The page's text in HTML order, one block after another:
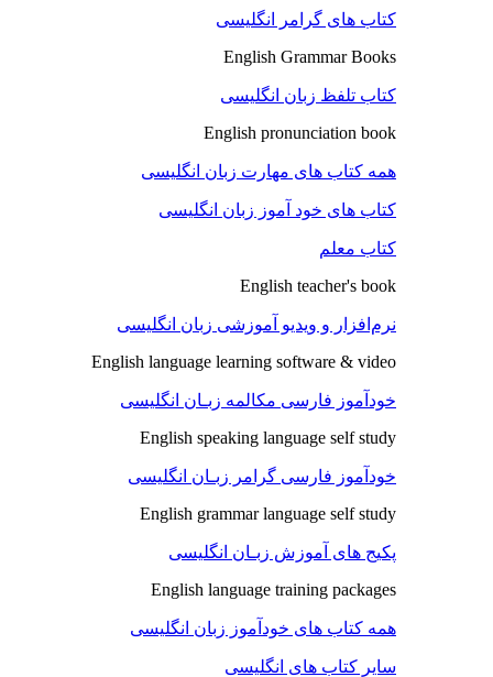
کتاب های گرامر انگلیسی
English Grammar Books
کتاب تلفظ زبان انگلیسی
English pronunciation book
همه کتاب های مهارت زبان انگلیسی
کتاب های خود آموز زبان انگلیسی
کتاب معلم
English teacher's book
نرم‌افزار و ویدیو آموزشی زبان انگلیسی
English language learning software & video
خودآموز فارسی مکالمه زبـان انگلیسی
English speaking language self study
خودآموز فارسی گرامر زبـان انگلیسی
English grammar language self study
پکیج های آموزش زبـان انگلیسی
English language training packages
همه کتاب های خودآموز زبان انگلیسی
سایر کتاب های انگلیسی